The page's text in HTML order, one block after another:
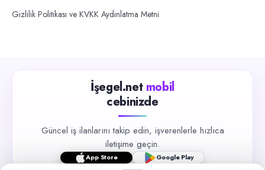
Gizlilik Politikası ve KVKK Aydınlatma Metni
İşegel.net mobil
cebinizde
Güncel iş ilanlarını takip edin, işverenlerle hızlıca
iletişime geçin.
App Store Google Play